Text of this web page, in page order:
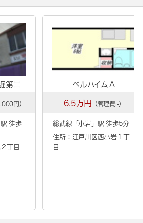
第二
円）
駅 徒歩
丁目
ベルハイムＡ
6.5万円 （管理費:-）
総武線「小岩」駅 徒歩5分
住所：江戸川区西小岩１丁
目